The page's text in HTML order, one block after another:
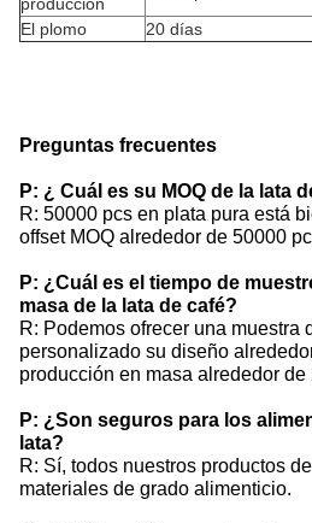
El plomo
20 días
Preguntas frecuentes
P: ¿ Cuál es su MOQ de la lata
R: 50000 pcs en plata pura está
offset MOQ alrededor de 50000
P: ¿Cuál es el tiempo de
masa de la lata de café?
R: Podemos ofrecer una muestra
personalizado su diseño
producción en masa alrededor de
P: ¿Son seguros para los
lata?
R: Sí, todos nuestros productos
materiales de grado alimenticio.